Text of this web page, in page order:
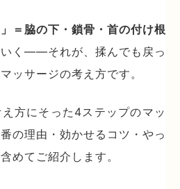
」＝脇の下・鎖骨・首の付け根
いく——それが、揉んでも戻っ
ッサージの考え方です。
方にそった4ステップのマッ
の理由・効かせるコツ・やっ
めてご紹介します。